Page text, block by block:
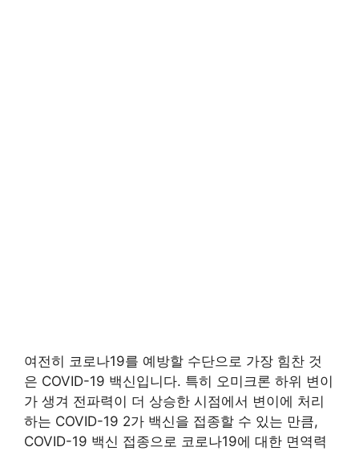
여전히 코로나19를 예방할 수단으로 가장 힘찬 것
은 COVID-19 백신입니다. 특히 오미크론 하위 변이
가 생겨 전파력이 더 상승한 시점에서 변이에 처리
하는 COVID-19 2가 백신을 접종할 수 있는 만큼,
COVID-19 백신 접종으로 코로나19에 대한 면역력